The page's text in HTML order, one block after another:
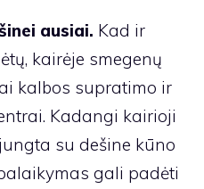
ausiai. Kad ir
kairėje smegenų
kalbos supratimo ir
Kadangi kairioji
su dešine kūno
gali padėti